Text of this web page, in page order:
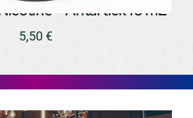
– Antartick 10 mL
5,50 €